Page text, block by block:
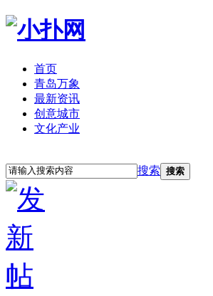
首页
青岛万象
最新资讯
创意城市
文化产业
搜索 搜索